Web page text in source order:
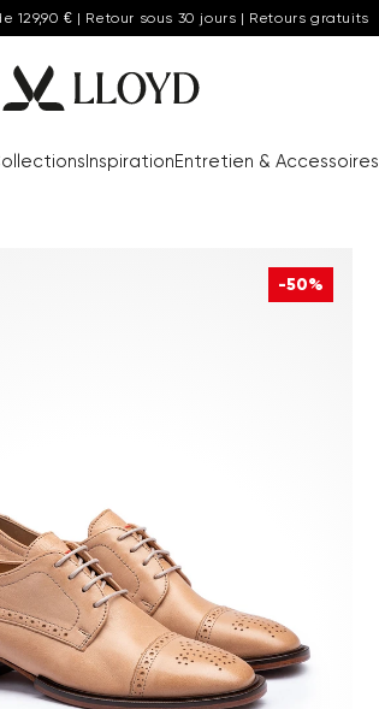
€ | Retour sous 30 jours | Retours gratuits
InspirationEntretien & Accessoires
-50%